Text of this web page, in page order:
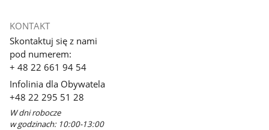
KONTAKT
Skontaktuj się z nami
pod numerem:
+ 48 22 661 94 54
Infolinia dla Obywatela
+48 22 295 51 28
W dni robocze
w godzinach: 10:00-13:00